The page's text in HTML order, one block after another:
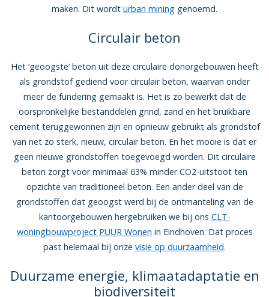
maken. Dit wordt urban mining genoemd.
Circulair beton
Het ‘geoogste’ beton uit deze circulaire donorgebouwen heeft
als grondstof gediend voor circulair beton, waarvan onder
meer de fundering gemaakt is. Het is zo bewerkt dat de
oorspronkelijke bestanddelen grind, zand en het bruikbare
cement teruggewonnen zijn en opnieuw gebruikt als grondstof
van net zo sterk, nieuw, circulair beton. En het mooie is dat er
geen nieuwe grondstoffen toegevoegd worden. Dit circulaire
beton zorgt voor minimaal 63% minder CO2-uitstoot ten
opzichte van traditioneel beton. Een ander deel van de
grondstoffen dat geoogst werd bij de ontmanteling van de
kantoorgebouwen hergebruiken we bij ons CLT-
woningbouwproject PUUR Wonen in Eindhoven. Dat proces
past helemaal bij onze visie op duurzaamheid.
Duurzame energie, klimaatadaptatie en
biodiversiteit